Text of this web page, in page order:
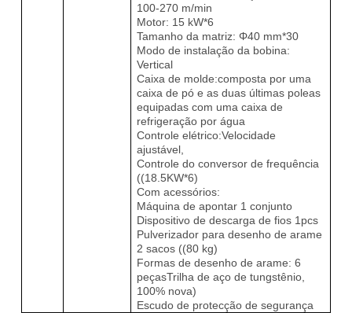
100-270 m/min
Motor: 15 kW*6
Tamanho da matriz: Φ40 mm*30
Modo de instalação da bobina:
Vertical
Caixa de molde:composta por uma
caixa de pó e as duas últimas poleas
equipadas com uma caixa de
refrigeração por água
Controle elétrico:Velocidade
ajustável,
Controle do conversor de frequência
((18.5KW*6)
Com acessórios:
Máquina de apontar 1 conjunto
Dispositivo de descarga de fios 1pcs
Pulverizador para desenho de arame
2 sacos ((80 kg)
Formas de desenho de arame: 6
peçasTrilha de aço de tungstênio,
100% nova)
Escudo de protecção de segurança